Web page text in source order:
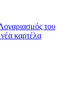
του
καρτέλα